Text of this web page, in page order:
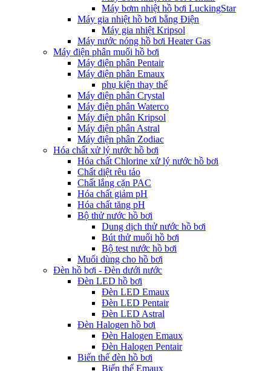
Máy bơm nhiệt hồ bơi LuckingStar
Máy gia nhiệt hồ bơi bằng Điện
Máy gia nhiệt Kripsol
Máy nước nóng hồ bơi Heater Gas
Máy điện phân muối hồ bơi
Máy điện phân Pentair
Máy điện phân Emaux
phụ kiện thay thế
Máy điện phân Crystal
Máy điện phân Waterco
Máy điện phân Kripsol
Máy điện phân Astral
Máy điện phân Zodiac
Hóa chất xử lý nước hồ bơi
Hóa chất Chlorine xử lý nước hồ bơi
Chất diệt rêu tảo
Chất lắng cặn PAC
Hóa chất giảm pH
Hóa chất tăng pH
Bộ thử nước hồ bơi
Dung dịch thử nước hồ bơi
Bút thử muối hồ bơi
Bộ test nước hồ bơi
Muối dùng cho hồ bơi
Đèn hồ bơi - Đèn dưới nước
Đèn LED hồ bơi
Đèn LED Emaux
Đèn LED Pentair
Đèn LED Astral
Đèn Halogen hồ bơi
Đèn Halogen Emaux
Đèn Halogen Pentair
Biến thế đèn hồ bơi
Biến thế Emaux